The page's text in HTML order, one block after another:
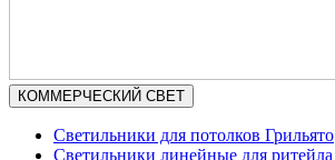
КОММЕРЧЕСКИЙ СВЕТ
Светильники для потолков Грильято
Светильники линейные для ритейла